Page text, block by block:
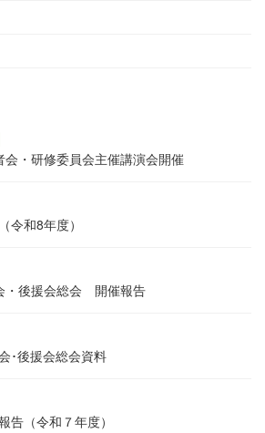
・研修委員会主催講演会開催
令和8年度）
・後援会総会 開催報告
･後援会総会資料
告（令和７年度）